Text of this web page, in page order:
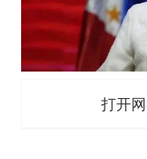
打开